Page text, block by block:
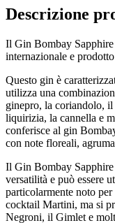
Descrizione
Il Gin Bombay
internazionale e
Questo gin è
utilizza una
ginepro, la coriandolo, il
liquirizia, la cannella e
conferisce al gin
con note floreali,
Il Gin Bombay Sapphire
versatilità e può essere
particolarmente noto
cocktail Martini, ma si
Negroni, il Gimlet e